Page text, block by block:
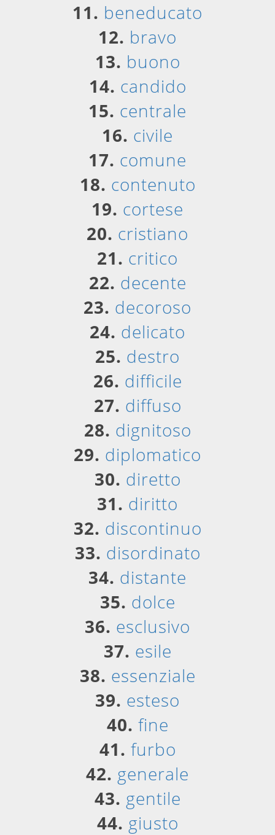
11. beneducato
12. bravo
13. buono
14. candido
15. centrale
16. civile
17. comune
18. contenuto
19. cortese
20. cristiano
21. critico
22. decente
23. decoroso
24. delicato
25. destro
26. difficile
27. diffuso
28. dignitoso
29. diplomatico
30. diretto
31. diritto
32. discontinuo
33. disordinato
34. distante
35. dolce
36. esclusivo
37. esile
38. essenziale
39. esteso
40. fine
41. furbo
42. generale
43. gentile
44. giusto